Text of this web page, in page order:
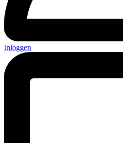
Inloggen